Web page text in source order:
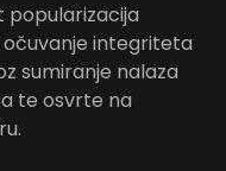
popularizacija
očuvanje integriteta
sumiranje nalaza
te osvrte na